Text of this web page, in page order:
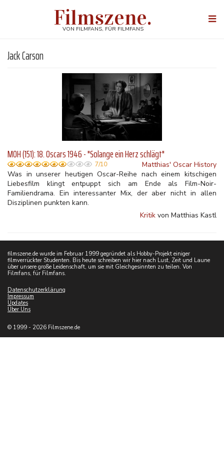
Filmszene.
VON FILMFANS, FÜR FILMFANS
Jack Carson
MOH (151): 18. Oscars 1946 - "Solange ein Herz schlägt"
7/10
Matthias' Oscar History
Was in unserer heutigen Oscar-Reihe nach einem kitschigen
Liebesfilm klingt entpuppt sich am Ende als Film-Noir-
Familiendrama. Ein interessanter Mix, der aber nicht in allen
Disziplinen punkten kann.
Kritik von Matthias Kastl
filmszene.de wurde im Februar 1999 gegründet als Hobby-Projekt einiger
filmverrückter Studenten. Bis heute schreiben wir hier nach Lust, Zeit und Laune
über unsere große Leidenschaft, um sie mit Gleichgesinnten zu teilen. Von
Filmfans, für Filmfans.
Datenschutzerklärung
Impressum
Updates
Über Uns
© 1999 - 2026 Filmszene.de